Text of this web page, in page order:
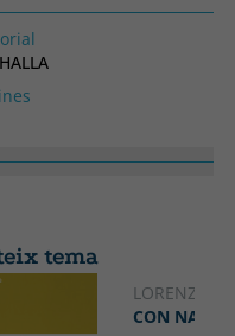
intentará eludir su
una sangrienta
en manos de Águila
cherokee que
mejor, y no han sido
pálido y la
de Eva se sitúa en un
tema
LORENZO
CON NADIE